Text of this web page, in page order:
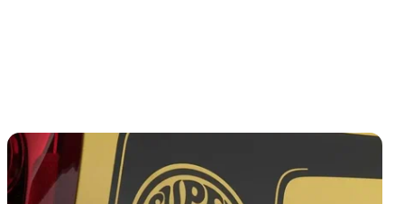
Dodge возродит знаменитую линейку
спорткаров Super Bee
Премьера пройдёт в рамках автоспортивного фестиваля